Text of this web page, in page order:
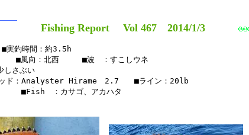
Fishing Report Vol 467 2014/1/3
実釣時間：約3.5h
■風向：北西　　　■波　：すこしウネ
さぶい
ド：Analyster Hirame　2.7　　■ライン：20lb
■Fish　：カサゴ、アカハタ